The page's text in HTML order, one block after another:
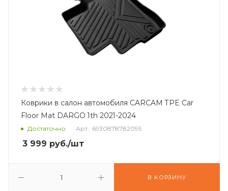
Коврики в салон автомобиля CARCAM TPE Car
Floor Mat DARGO 1th 2021-2024
Достаточно Арт.: 6930878782095
3 999 руб./шт
В КОРЗИНУ